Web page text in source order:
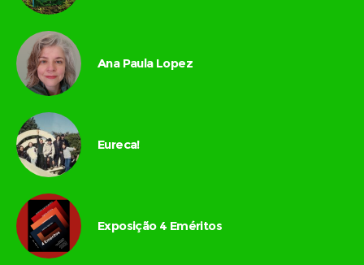
Ana Paula Lopez
Eureca!
Exposição 4 Eméritos